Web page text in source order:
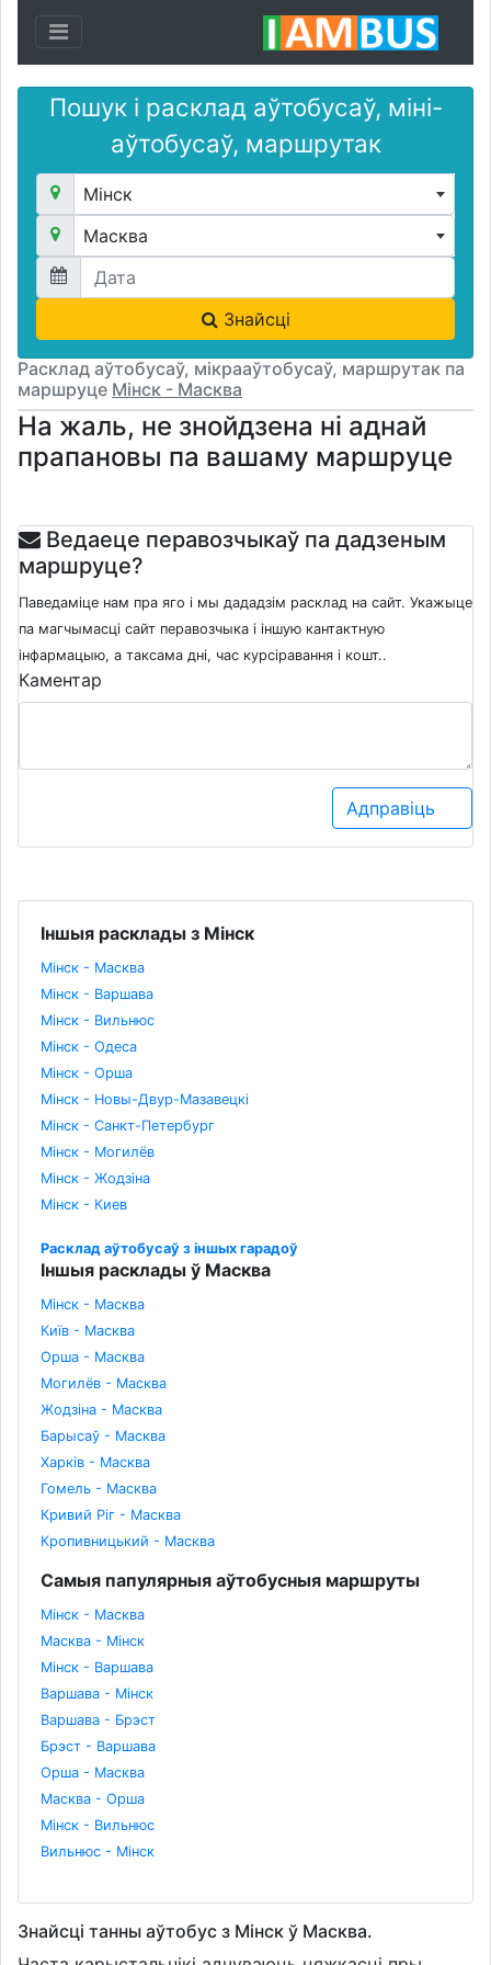
Toggle navigation
Пошук і расклад аўтобусаў, міні-
аўтобусаў, маршрутак
Мінск
Масква
Знайсці
Расклад аўтобусаў, мікрааўтобусаў, маршрутак па
маршруце Мінск - Масква
На жаль, не знойдзена ні аднай
прапановы па вашаму маршруце
Ведаеце перавозчыкаў па дадзеным
маршруце?
Паведаміце нам пра яго і мы дададзім расклад на сайт. Укажыце
па магчымасці сайт перавозчыка і іншую кантактную
інфармацыю, а таксама дні, час курсіравання і кошт..
Каментар
Адправіць
Іншыя расклады з Мінск
Мінск - Масква
Мінск - Варшава
Мінск - Вильнюс
Мінск - Одеса
Мінск - Орша
Мінск - Новы-Двур-Мазавецкі
Мінск - Санкт-Петербург
Мінск - Могилёв
Мінск - Жодзіна
Мінск - Киев
Расклад аўтобусаў з іншых гарадоў
Іншыя расклады ў Масква
Мінск - Масква
Київ - Масква
Орша - Масква
Могилёв - Масква
Жодзіна - Масква
Барысаў - Масква
Харків - Масква
Гомель - Масква
Кривий Ріг - Масква
Кропивницький - Масква
Самыя папулярныя аўтобусныя маршруты
Мінск - Масква
Масква - Мінск
Мінск - Варшава
Варшава - Мінск
Варшава - Брэст
Брэст - Варшава
Орша - Масква
Масква - Орша
Мінск - Вильнюс
Вильнюс - Мінск
Знайсці танны аўтобус з Мінск ў Масква.